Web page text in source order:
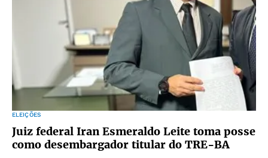
ELEIÇÕES
Juiz federal Iran Esmeraldo Leite toma posse
como desembargador titular do TRE-BA